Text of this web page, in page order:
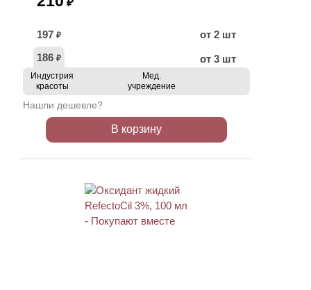
197 ₽
от 2 шт
186 ₽ от 3 шт
Индустрия
красоты
Мед.
учреждение
Нашли дешевле?
В корзину